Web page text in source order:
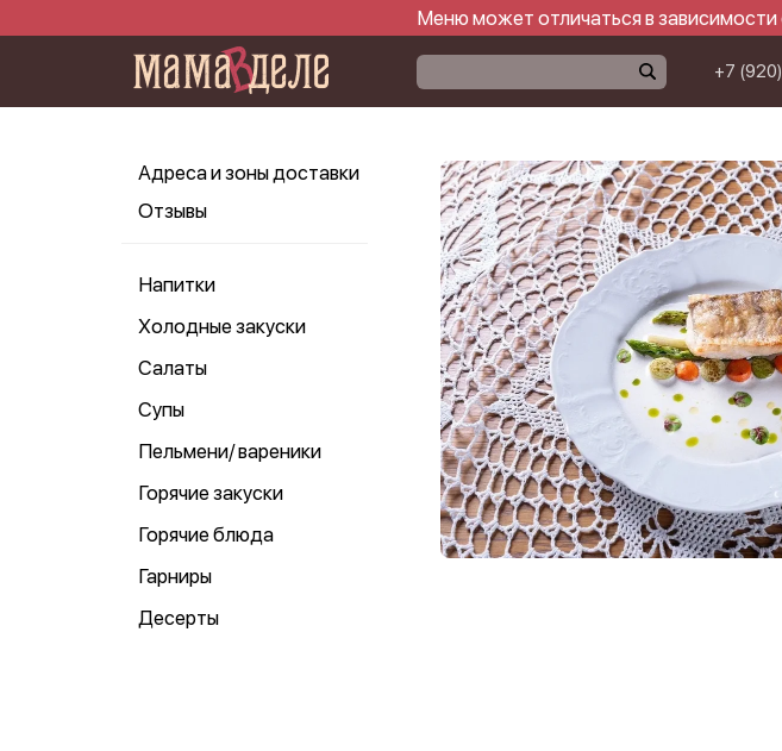
Меню может отличаться в
+7
Адреса и зоны доставки
Отзывы
Напитки
Холодные закуски
Салаты
Супы
Пельмени/ вареники
Горячие закуски
Горячие блюда
Гарниры
Десерты